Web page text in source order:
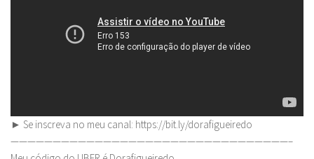
► Se inscreva no meu canal: https://bit.ly/dorafigueiredo
—————————————————————————————————–